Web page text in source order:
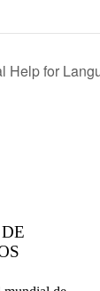
Help for